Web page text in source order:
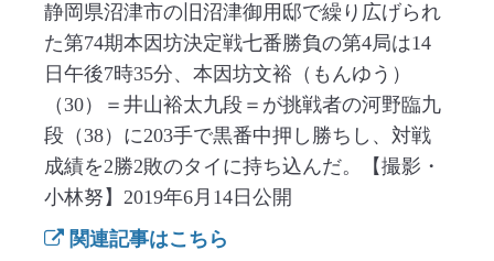
静岡県沼津市の旧沼津御用邸で繰り広げられ
た第74期本因坊決定戦七番勝負の第4局は14
日午後7時35分、本因坊文裕（もんゆう）
（30）＝井山裕太九段＝が挑戦者の河野臨九
段（38）に203手で黒番中押し勝ちし、対戦
成績を2勝2敗のタイに持ち込んだ。【撮影・
小林努】2019年6月14日公開
関連記事はこちら